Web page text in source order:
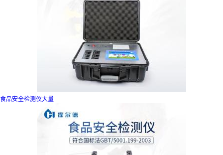
食品安全检测仪大量